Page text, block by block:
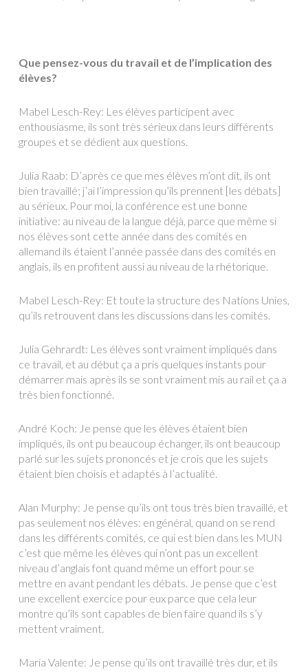
Que pensez-vous du travail et de l’implication des
élèves?
Mabel Lesch-Rey: Les élèves participent avec
enthousiasme, ils sont très sérieux dans leurs différents
groupes et se dédient aux questions.
Julia Raab: D’après ce que mes élèves m’ont dit, ils ont
bien travaillé; j’ai l’impression qu’ils prennent [les débats]
au sérieux. Pour moi, la conférence est une bonne
initiative: au niveau de la langue déjà, parce que même si
nos élèves sont cette année dans des comités en
allemand ils étaient l’année passée dans des comités en
anglais, ils en profitent aussi au niveau de la rhétorique.
Mabel Lesch-Rey: Et toute la structure des Nations Unies,
qu’ils retrouvent dans les discussions dans les comités.
Julia Gehrardt: Les élèves sont vraiment impliqués dans
ce travail, et au début ça a pris quelques instants pour
démarrer mais après ils se sont vraiment mis au rail et ça a
très bien fonctionné.
André Koch: Je pense que les élèves étaient bien
impliqués, ils ont pu beaucoup échanger, ils ont beaucoup
parlé sur les sujets prononcés et je crois que les sujets
étaient bien choisis et adaptés à l’actualité.
Alan Murphy: Je pense qu’ils ont tous très bien travaillé, et
pas seulement nos élèves: en général, quand on se rend
dans les différents comités, ce qui est bien dans les MUN
c’est que même les élèves qui n’ont pas un excellent
niveau d’anglais font quand même un effort pour se
mettre en avant pendant les débats. Je pense que c’est
une excellent exercice pour eux parce que cela leur
montre qu’ils sont capables de bien faire quand ils s’y
mettent vraiment.
Maria Valente: Je pense qu’ils ont travaillé très dur, et ils